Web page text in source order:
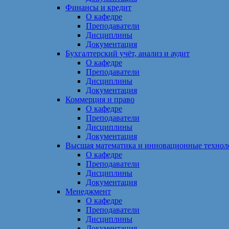
Финансы и кредит
О кафедре
Преподаватели
Дисциплины
Документация
Бухгалтерский учёт, анализ и аудит
О кафедре
Преподаватели
Дисциплины
Документация
Коммерция и право
О кафедре
Преподаватели
Дисциплины
Документация
Высшая математика и инновационные
О кафедре
Преподаватели
Дисциплины
Документация
Менеджмент
О кафедре
Преподаватели
Дисциплины